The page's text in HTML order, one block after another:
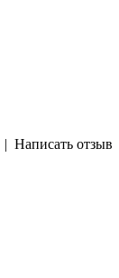
| Написать отзыв